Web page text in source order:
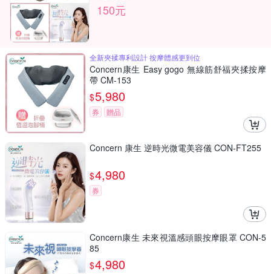
150元
全新夾揉專利設計 按摩體感更到位
Concern康生 Easy gogo 無線筋舒福夾揉按摩
帶 CM-153
$5,980
券 贈品
Concern 康生 逆時光微電美容儀 CON-FT255
$4,980
券
Concern康生 未來視溫感頭眼按摩眼罩 CON-5
85
$4,980